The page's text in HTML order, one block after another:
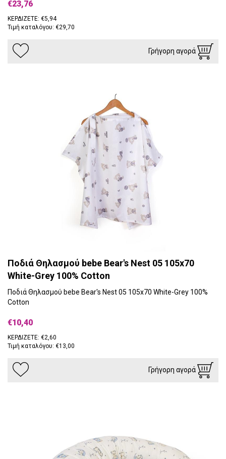
€23,76
ΚΕΡΔΙΖΕΤΕ: €5,94
Τιμή καταλόγου: €29,70
Γρήγορη αγορά
Ποδιά Θηλασμού bebe Bear's Nest 05 105x70
White-Grey 100% Cotton
Ποδιά Θηλασμού bebe Bear's Nest 05 105x70 White-Grey 100%
Cotton
€10,40
ΚΕΡΔΙΖΕΤΕ: €2,60
Τιμή καταλόγου: €13,00
Γρήγορη αγορά